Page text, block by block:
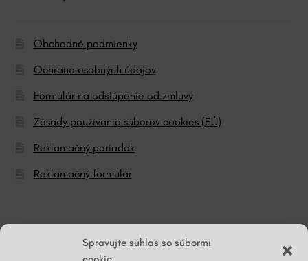
Spravujte súhlas so súbormi
Obchodné podmienky
Ochrana osobných údajov
Formulár na odstúpenie od zmluvy
Zásady používania súborov cookies (EÚ)
Reklamačný poriadok
Reklamačný formulár